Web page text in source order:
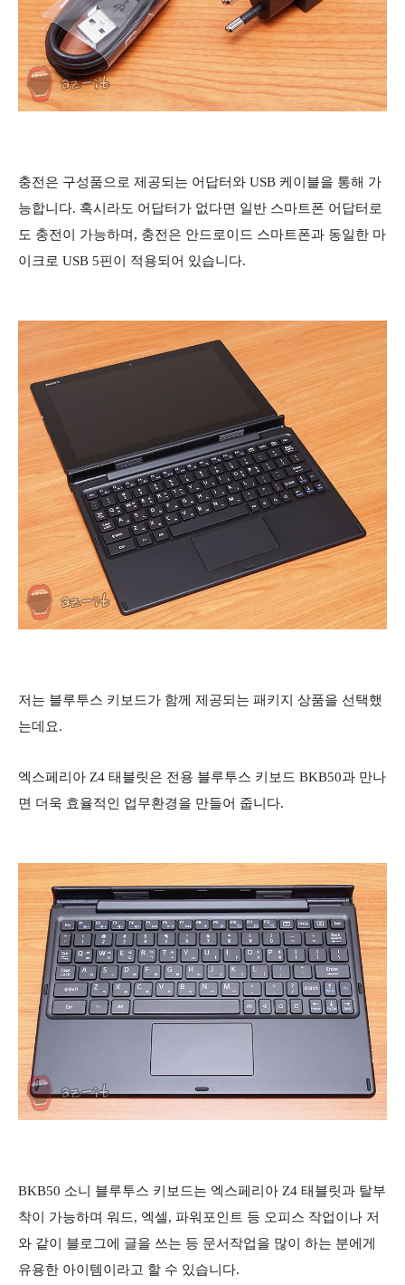
충전은 구성품으로 제공되는 어답터와 USB 케이블을 통해 가
능합니다. 혹시라도 어답터가 없다면 일반 스마트폰 어답터로
도 충전이 가능하며, 충전은 안드로이드 스마트폰과 동일한 마
이크로 USB 5핀이 적용되어 있습니다.
저는 블루투스 키보드가 함께 제공되는 패키지 상품을 선택했
는데요.
엑스페리아 Z4 태블릿은 전용 블루투스 키보드 BKB50과 만나
면 더욱 효율적인 업무환경을 만들어 줍니다.
BKB50 소니 블루투스 키보드는 엑스페리아 Z4 태블릿과 탈부
착이 가능하며 워드, 엑셀, 파워포인트 등 오피스 작업이나 저
와 같이 블로그에 글을 쓰는 등 문서작업을 많이 하는 분에게
유용한 아이템이라고 할 수 있습니다.